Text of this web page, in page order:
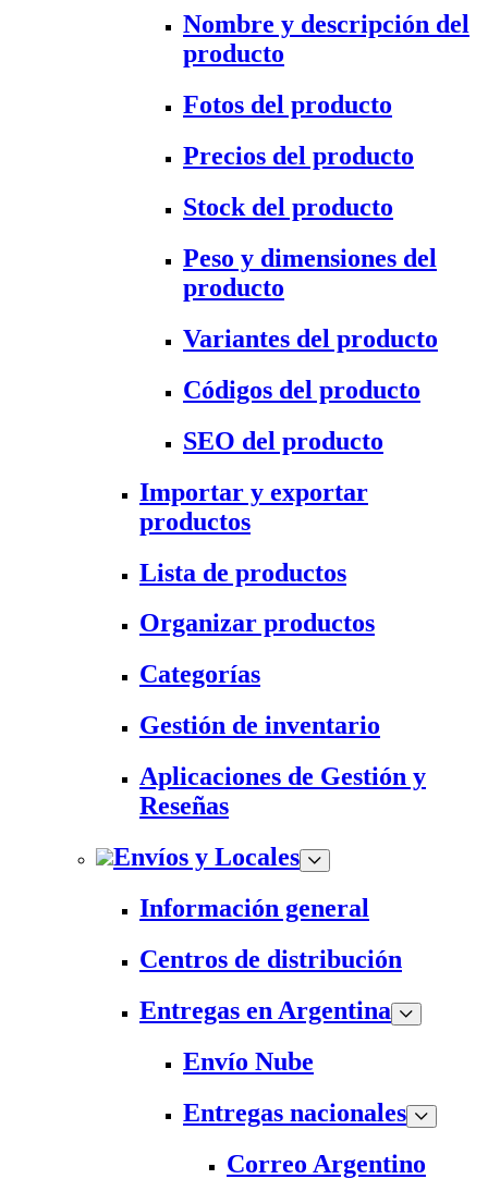
Nombre y descripción del
producto
Fotos del producto
Precios del producto
Stock del producto
Peso y dimensiones del
producto
Variantes del producto
Códigos del producto
SEO del producto
Importar y exportar
productos
Lista de productos
Organizar productos
Categorías
Gestión de inventario
Aplicaciones de Gestión y
Reseñas
Envíos y Locales
Información general
Centros de distribución
Entregas en Argentina
Envío Nube
Entregas nacionales
Correo Argentino